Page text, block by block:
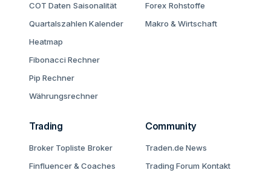
COT Daten Saisonalität
Quartalszahlen Kalender
Heatmap
Fibonacci Rechner
Pip Rechner
Währungsrechner
Forex Rohstoffe
Makro & Wirtschaft
Trading
Broker Topliste Broker
Finfluencer & Coaches
Community
Traden.de News
Trading Forum Kontakt